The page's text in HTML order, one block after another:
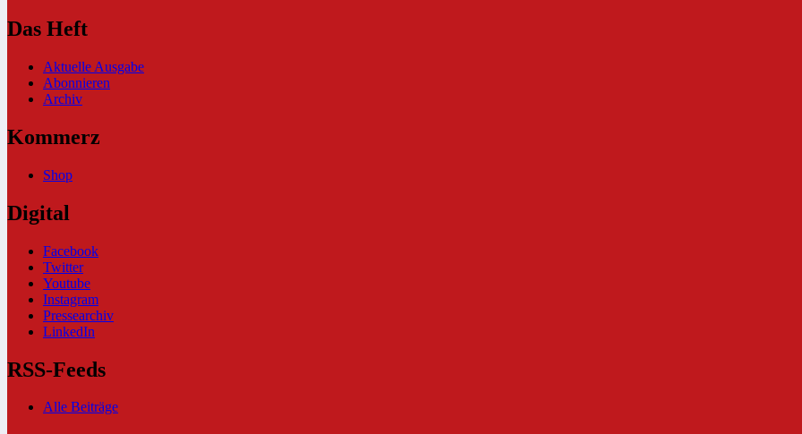
Das Heft
Aktuelle Ausgabe
Abonnieren
Archiv
Kommerz
Shop
Digital
Facebook
Twitter
Youtube
Instagram
Pressearchiv
LinkedIn
RSS-Feeds
Alle Beiträge